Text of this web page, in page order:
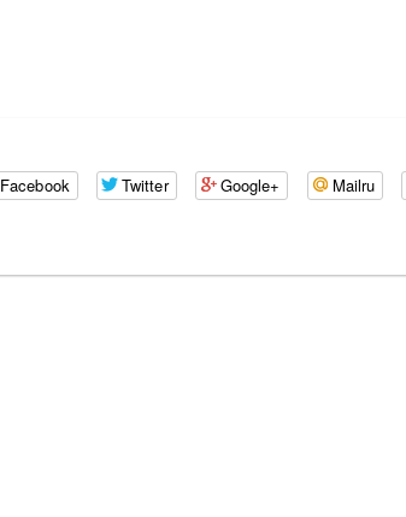
Facebook Twitter Google+ Mailru